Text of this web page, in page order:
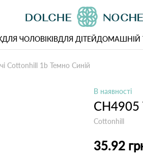
ДЛЯ ЧОЛОВІКІВДЛЯ ДІТЕЙДОМАШНІЙ
Cottonhill 1b Темно Синій
В наявності
CH4905
Cottonhill
35.92